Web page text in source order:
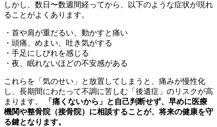
しかし、数日〜数週間経ってから、以下のような症状が現れ
ることがよくあります。
・首や肩が重だるい、動かすと痛い
・頭痛、めまい、吐き気がする
・手足にしびれを感じる
・夜、眠れないほどの不安感がある
これらを「気のせい」と放置してしまうと、痛みが慢性化
し、長期間にわたって不調に苦しむ「後遺症」のリスクが高
まります。
「痛くないから」と自己判断せず、早めに医療
機関や整骨院（接骨院）に相談することが、将来の健康を守
る鍵となります。